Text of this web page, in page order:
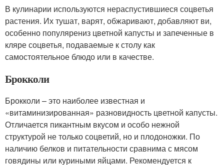
В кулинарии используются нераспустившиеся соцветья
растения. Их тушат, варят, обжаривают, добавляют ви,
особенно популярениз цветной капусты и запеченные в
кляре соцветья, подаваемые к столу как
самостоятельное блюдо или в качестве.
Брокколи
Брокколи – это наиболее известная и
«витаминизированная» разновидность цветной капусты.
Отличается пикантным вкусом и особо нежной
структурой не только соцветий, но и плодоножки. По
наличию белков и питательности сравнима с мясом
говядины или куриными яйцами. Рекомендуется к